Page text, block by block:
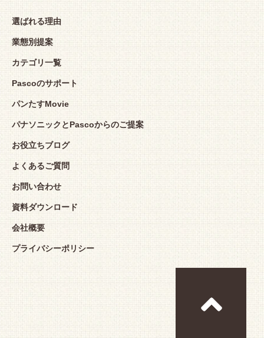
選ばれる理由
業態別提案
カテゴリ一覧
Pascoのサポート
パンたすMovie
パナソニックとPascoからのご提案
お役立ちブログ
よくあるご質問
お問い合わせ
資料ダウンロード
会社概要
プライバシーポリシー